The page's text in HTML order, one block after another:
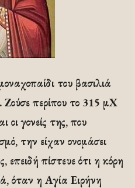
του βασιλιά
Ζούσε περίπου το 315 μΧ
γονείς της, που
την είχαν ονομάσει
πίστευε ότι η κόρη
όταν η Αγία Ειρήνη